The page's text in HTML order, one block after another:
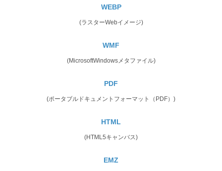
WEBP
(ラスターWebイメージ)
WMF
(MicrosoftWindowsメタファイル)
PDF
(ポータブルドキュメントフォーマット（PDF）)
HTML
(HTML5キャンバス)
EMZ